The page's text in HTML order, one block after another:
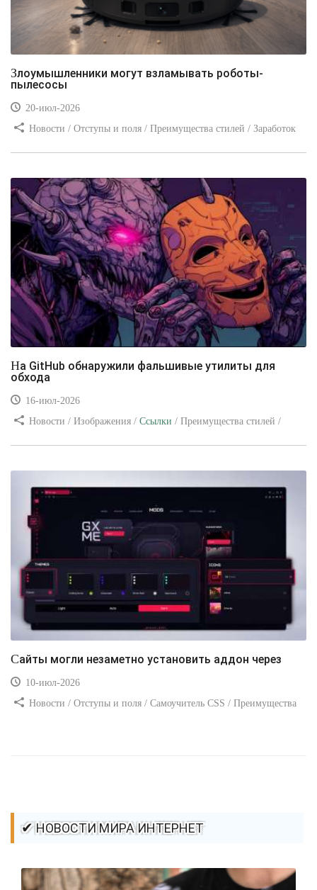
Злоумышленники могут взламывать роботы-
пылесосы
20-июл-2026
Новости / Отступы и поля / Преимущества стилей / Заработок
На GitHub обнаружили фальшивые утилиты для
обхода
16-июл-2026
Новости / Изображения / Ссылки / Преимущества стилей /
Сайты могли незаметно установить аддон через
10-июл-2026
Новости / Отступы и поля / Самоучитель CSS / Преимущества
✔ НОВОСТИ МИРА ИНТЕРНЕТ